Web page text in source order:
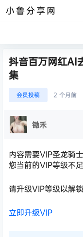
小鲁分享网
抖音百万网红AI
集
会员投稿 2 个月前
锄禾
内容需要VIP圣龙骑
您当前的VIP等级不
请升级VIP等级以解
立即升级VIP